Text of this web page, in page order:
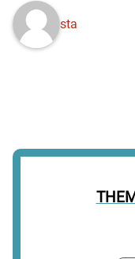
sta